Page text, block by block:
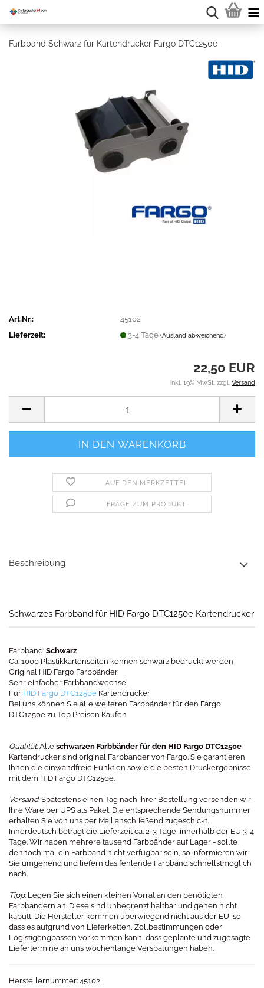
Farbband Schwarz für Kartendrucker Fargo DTC1250e
Art.Nr.:
45102
Lieferzeit:
3-4 Tage(Ausland abweichend)
22,50 EUR
inkl. 19% MwSt. zzgl. Versand
AUF DEN MERKZETTEL
FRAGE ZUM PRODUKT
Beschreibung
Schwarzes Farbband für HID Fargo DTC1250e Kartendrucker
Farbband: Schwarz
Ca. 1000 Plastikkartenseiten können schwarz bedruckt werden
Original HID Fargo Farbbänder
Sehr einfacher Farbbandwechsel
Für HID Fargo DTC1250e Kartendrucker
Bei uns können Sie alle weiteren Farbbänder für den Fargo
DTC1250e zu Top Preisen Kaufen
Qualität: Alle schwarzen Farbbänder für den HID Fargo DTC1250e
Kartendrucker sind original Farbbänder von Fargo. Sie garantieren
Ihnen die einwandfreie Funktion sowie die besten Druckergebnisse
mit dem HID Fargo DTC1250e.
Versand: Spätestens einen Tag nach Ihrer Bestellung versenden wir
Ihre Ware per UPS als Paket. Die entsprechende Sendungsnummer
erhalten Sie von uns per Mail anschließend zugeschickt.
Innerdeutsch beträgt die Lieferzeit ca. 2-3 Tage, innerhalb der EU 3-4
Tage. Wir haben mehrere tausend Farbbänder auf Lager - sollte
dennoch mal ein Farbband nicht verfügbar sein, so informieren wir
Sie umgehend und liefern das fehlende Farbband schnellstmöglich
nach.
Tipp: Legen Sie sich einen kleinen Vorrat an den benötigten
Farbbändern an. Diese sind unbegrenzt haltbar und gehen nicht
kaputt. Die Hersteller kommen überwiegend nicht aus der EU, so
dass es aufgrund von Lieferketten, Zollbestimmungen oder
Logistigengpässen vorkommen kann, dass geplante und zugesagte
Liefertermine an uns wochenlange Verspätungen haben.
Herstellernummer: 45102